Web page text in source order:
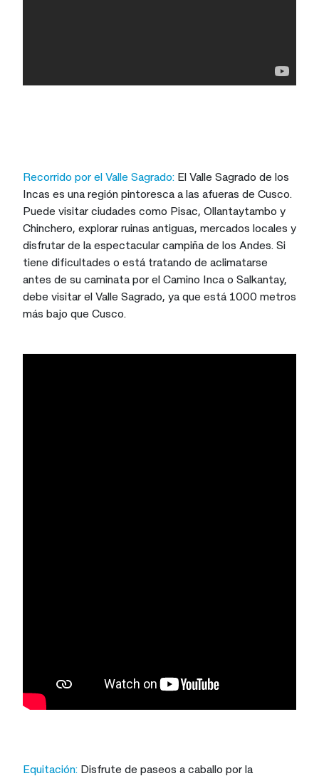
Recorrido por el Valle Sagrado: El Valle Sagrado de los
Incas es una región pintoresca a las afueras de Cusco.
Puede visitar ciudades como Pisac, Ollantaytambo y
Chinchero, explorar ruinas antiguas, mercados locales y
disfrutar de la espectacular campiña de los Andes. Si
tiene dificultades o está tratando de aclimatarse
antes de su caminata por el Camino Inca o Salkantay,
debe visitar el Valle Sagrado, ya que está 1000 metros
más bajo que Cusco.
Equitación: Disfrute de paseos a caballo por la